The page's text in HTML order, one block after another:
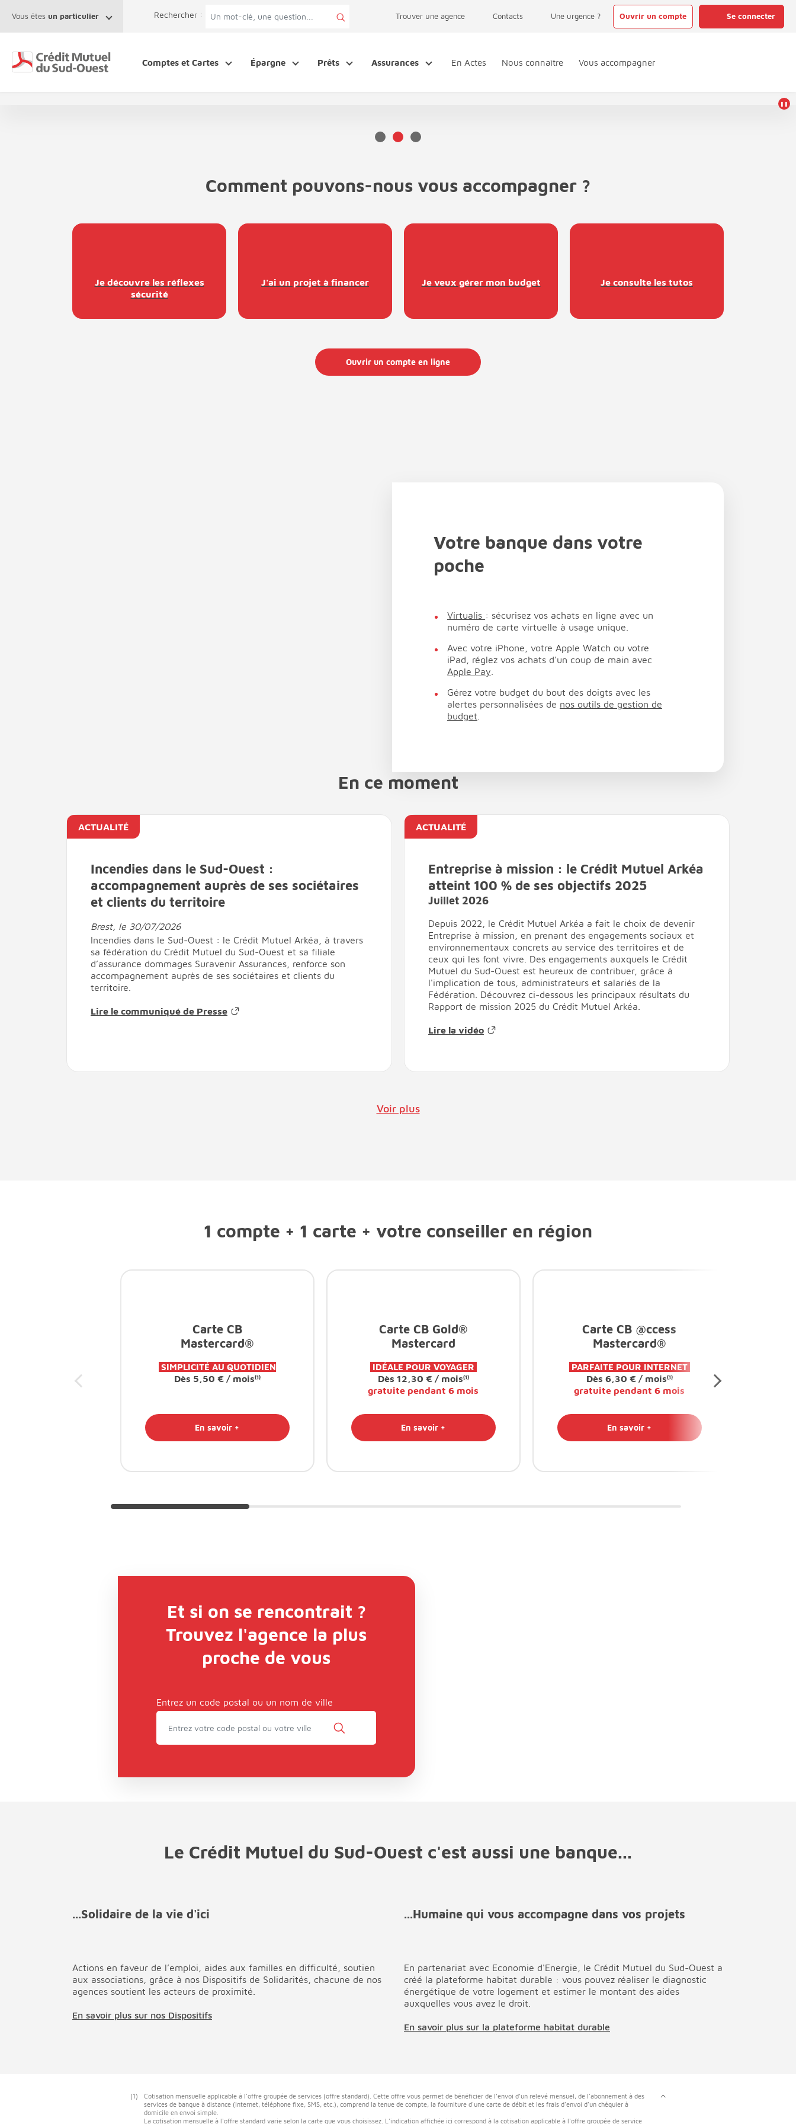
Vous êtes un particulier Rechercher : Trouver une agence Contacts Une urgence ? Ouvrir un compte Se connecter
Comptes et Cartes Épargne Prêts Assurances En Actes Nous connaître Vous accompagner
❚❚
Comment pouvons-nous vous accompagner ?
Je découvre les réflexes
sécurité
J'ai un projet à financer Je veux gérer mon budget Je consulte les tutos
Ouvrir un compte en ligne
Votre banque dans votre
poche
Virtualis : sécurisez vos achats en ligne avec un
numéro de carte virtuelle à usage unique.
Avec votre iPhone, votre Apple Watch ou votre
iPad, réglez vos achats d'un coup de main avec
Apple Pay
Gérez votre budget du bout des doigts avec les
alertes personnalisées de nos outils de gestion de
budget
En ce moment
ACTUALITÉ
Incendies dans le Sud-Ouest :
accompagnement auprès de ses sociétaires
et clients du territoire
Brest, le 30/07/2026
Incendies dans le Sud-Ouest : le Crédit Mutuel Arkéa, à travers
sa fédération du Crédit Mutuel du Sud-Ouest et sa filiale
d’assurance dommages Suravenir Assurances, renforce son
accompagnement auprès de ses sociétaires et clients du
territoire.
Lire le communiqué de Presse
ACTUALITÉ
Entreprise à mission : le Crédit Mutuel Arkéa
atteint 100 % de ses objectifs 2025
Juillet 2026
Depuis 2022, le Crédit Mutuel Arkéa a fait le choix de devenir
Entreprise à mission, en prenant des engagements sociaux et
environnementaux concrets au service des territoires et de
ceux qui les font vivre. Des engagements auxquels le Crédit
Mutuel du Sud-Ouest est heureux de contribuer, grâce à
l'implication de tous, administrateurs et salariés de la
Fédération. Découvrez ci-dessous les principaux résultats du
Rapport de mission 2025 du Crédit Mutuel Arkéa.
Lire la vidéo
Voir plus
1 compte + 1 carte + votre conseiller en région
Carte CB
Mastercard®
SIMPLICITÉ AU QUOTIDIEN
Dès 5,50 € / mois(1)
En savoir +
Carte CB Gold®
Mastercard
IDÉALE POUR VOYAGER
Dès 12,30 € / mois(1)
gratuite pendant 6 mois
En savoir +
Carte CB @ccess
Mastercard®
PARFAITE POUR INTERNET
Dès 6,30 € / mois(1)
gratuite pendant 6 mois
En savoir +
Et si on se rencontrait ?
Trouvez l'agence la plus
proche de vous
Entrez un code postal ou un nom de ville
Le Crédit Mutuel du Sud-Ouest c'est aussi une banque...
...Solidaire de la vie d'ici
Actions en faveur de l’emploi, aides aux familles en difficulté, soutien
aux associations, grâce à nos Dispositifs de Solidarités, chacune de nos
agences soutient les acteurs de proximité.
En savoir plus sur nos Dispositifs
...Humaine qui vous accompagne dans vos projets
En partenariat avec Economie d'Energie, le Crédit Mutuel du Sud-Ouest a
créé la plateforme habitat durable : vous pouvez réaliser le diagnostic
énergétique de votre logement et estimer le montant des aides
auxquelles vous avez le droit.
En savoir plus sur la plateforme habitat durable
(1)
Cotisation mensuelle applicable à l'offre groupée de services (offre standard). Cette offre vous permet de bénéficier de l’envoi d’un relevé mensuel, de l'abonnement à des
services de banque à distance (Internet, téléphone fixe, SMS, etc.), comprend la tenue de compte, la fourniture d'une carte de débit et les frais d'envoi d'un chéquier à
domicile en envoi simple.
La cotisation mensuelle à l'offre standard varie selon la carte que vous choisissez. L'indication affichée ici correspond à la cotisation applicable à l'offre groupée de service